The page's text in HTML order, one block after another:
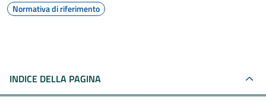
Normativa di riferimento
INDICE DELLA PAGINA